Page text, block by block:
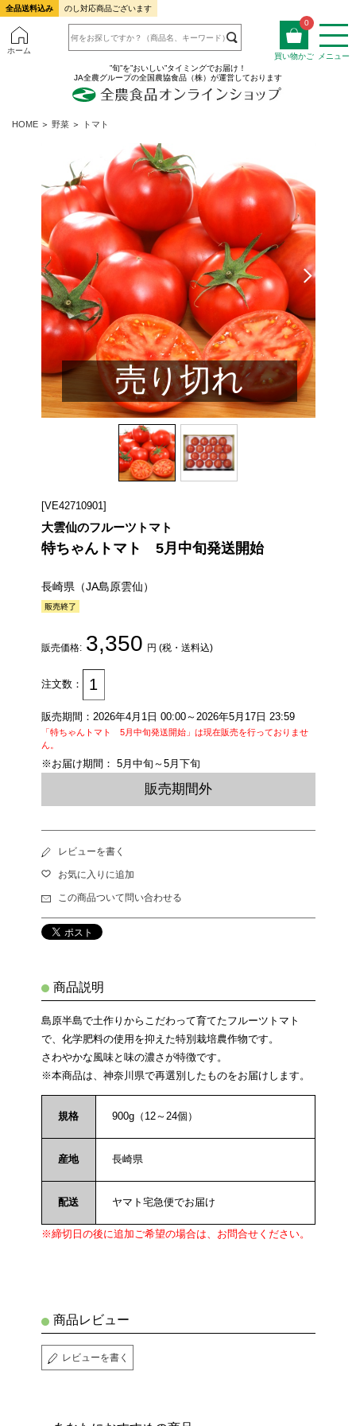
全品送料込み のし対応商品ございます
ホーム
0
買い物かご
メニュー
”旬”を”おいしい”タイミングでお届け！
JA全農グループの全国農協食品（株）が運営しております
HOME ＞ 野菜 ＞ トマト
売り切れ
[VE42710901]
大雲仙のフルーツトマト
特ちゃんトマト 5月中旬発送開始
長崎県（JA島原雲仙）
販売価格: 3,350 円 (税・送料込)
注文数：
販売期間：2026年4月1日 00:00～2026年5月17日 23:59
「特ちゃんトマト 5月中旬発送開始」は現在販売を行っておりませ
ん。
※お届け期間： 5月中旬～5月下旬
販売期間外
レビューを書く
お気に入りに追加
この商品ついて問い合わせる
商品説明
島原半島で土作りからこだわって育てたフルーツトマト
で、化学肥料の使用を抑えた特別栽培農作物です。
さわやかな風味と味の濃さが特徴です。
※本商品は、神奈川県で再選別したものをお届けします。
規格 900g（12～24個）
産地 長崎県
配送 ヤマト宅急便でお届け
※締切日の後に追加ご希望の場合は、お問合せください。
商品レビュー
レビューを書く